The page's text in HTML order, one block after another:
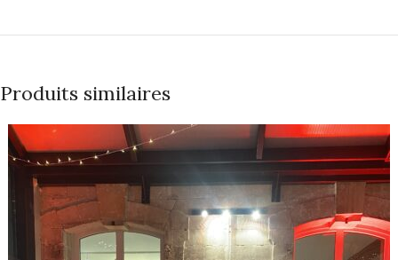
Produits similaires